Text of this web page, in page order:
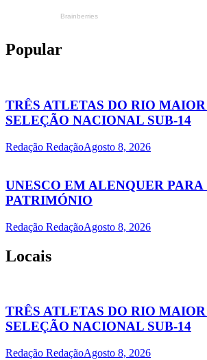
Popular
TRÊS ATLETAS DO RIO
SELEÇÃO NACIONAL SUB-14
Redação RedaçãoAgosto 8, 2026
UNESCO EM ALENQUER
PATRIMÓNIO
Redação RedaçãoAgosto 8, 2026
Locais
TRÊS ATLETAS DO RIO
SELEÇÃO NACIONAL SUB-14
Redação RedaçãoAgosto 8, 2026